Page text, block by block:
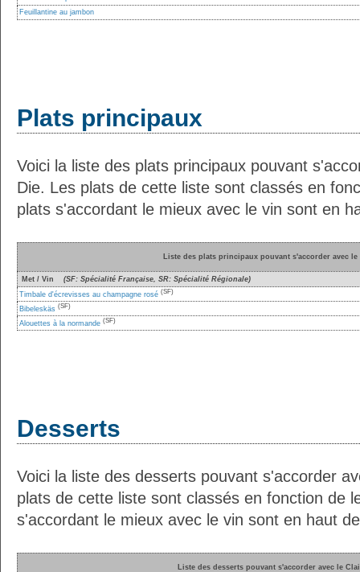
Feuillantine au jambon
Plats principaux
Voici la liste des plats principaux pouvant
Die. Les plats de cette liste sont classés en
plats s'accordant le mieux avec le vin sont en
Liste des plats principaux pouvant s'accorder avec le
Met / Vin
(SF: Spécialité Française, SR: Spécialité Régionale)
Timbale d'écrevisses au champagne rosé (SF)
Bibeleskäs (SF)
Alouettes à la normande (SF)
Desserts
Voici la liste des desserts pouvant s'accorder
plats de cette liste sont classés en fonction de
s'accordant le mieux avec le vin sont en haut
Liste des desserts pouvant s'accorder avec le